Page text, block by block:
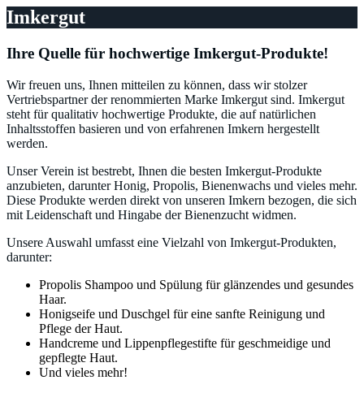
Imkergut
Ihre Quelle für hochwertige Imkergut-Produkte!
Wir freuen uns, Ihnen mitteilen zu können, dass wir stolzer
Vertriebspartner der renommierten Marke Imkergut sind. Imkergut
steht für qualitativ hochwertige Produkte, die auf natürlichen
Inhaltsstoffen basieren und von erfahrenen Imkern hergestellt
werden.
Unser Verein ist bestrebt, Ihnen die besten Imkergut-Produkte
anzubieten, darunter Honig, Propolis, Bienenwachs und vieles mehr.
Diese Produkte werden direkt von unseren Imkern bezogen, die sich
mit Leidenschaft und Hingabe der Bienenzucht widmen.
Unsere Auswahl umfasst eine Vielzahl von Imkergut-Produkten,
darunter:
Propolis Shampoo und Spülung für glänzendes und gesundes
Haar.
Honigseife und Duschgel für eine sanfte Reinigung und
Pflege der Haut.
Handcreme und Lippenpflegestifte für geschmeidige und
gepflegte Haut.
Und vieles mehr!